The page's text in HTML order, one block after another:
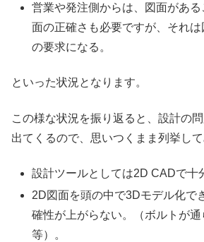
営業や発注側からは、図面がある
面の正確さも必要ですが、それ
の要求になる。
といった状況となります。
この様な状況を振り返ると、設計の
出てくるので、思いつくまま列挙して
設計ツールとしては2D CADで十
2D図面を頭の中で3Dモデル化で
確性が上がらない。（ボルトが通
等）。